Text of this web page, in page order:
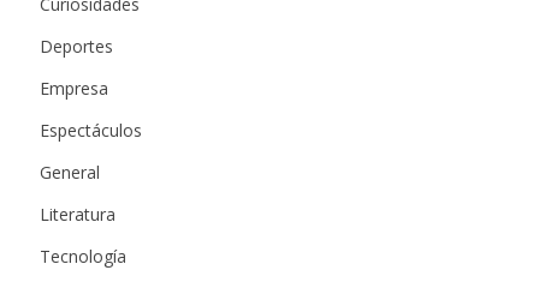
Deportes
Empresa
Espectáculos
General
Literatura
Tecnología